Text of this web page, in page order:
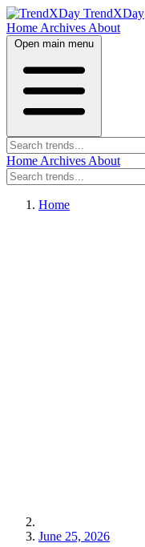
TrendXDay
Home Archives About
Open main menu
Home Archives About
Home
June 25, 2026